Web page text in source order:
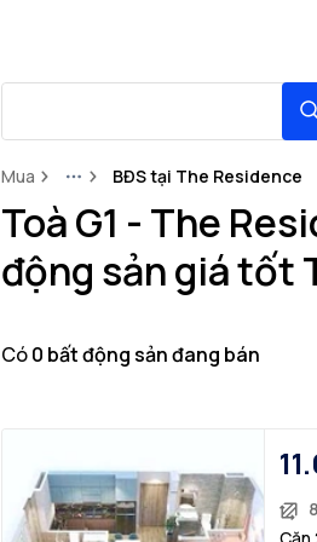
Mua MoreBĐS tại The Residence
Toà G1 - The
động sản giá tốt
Có0 bất động sảnđang bán